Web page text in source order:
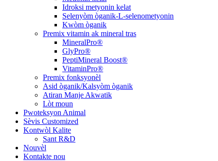
Idroksi metyonin kelat
Selenyòm òganik-L-selenometyonin
Kwòm òganik
Premix vitamin ak mineral tras
MineralPro®
GlyPro®
PeptiMineral Boost®
VitaminPro®
Premix fonksyonèl
Asid òganik/Kalsyòm òganik
Atiran Manje Akwatik
Lòt moun
Pwoteksyon Animal
Sèvis Customized
Kontwòl Kalite
Sant R&D
Nouvèl
Kontakte nou